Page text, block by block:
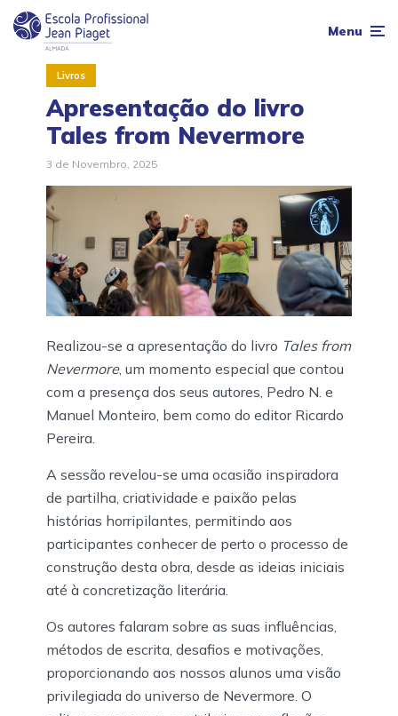
Menu
Livros
Apresentação do livro
Tales from Nevermore
3 de Novembro, 2025
Realizou-se a apresentação do livro Tales from
Nevermore, um momento especial que contou
com a presença dos seus autores, Pedro N. e
Manuel Monteiro, bem como do editor Ricardo
Pereira.
A sessão revelou-se uma ocasião inspiradora
de partilha, criatividade e paixão pelas
histórias horripilantes, permitindo aos
participantes conhecer de perto o processo de
construção desta obra, desde as ideias iniciais
até à concretização literária.
Os autores falaram sobre as suas influências,
métodos de escrita, desafios e motivações,
proporcionando aos nossos alunos uma visão
privilegiada do universo de Nevermore. O